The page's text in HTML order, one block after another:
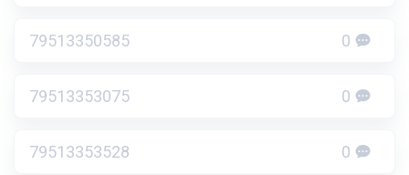
79513350585 0
79513353075 0
79513353528 0